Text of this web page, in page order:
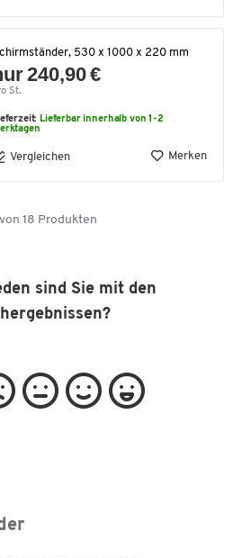
530 x 1000 x 220 mm
240,90 €
St.
Lieferbar innerhalb von 1-2
Vergleichen Merken
von 18 Produkten
sind Sie mit den